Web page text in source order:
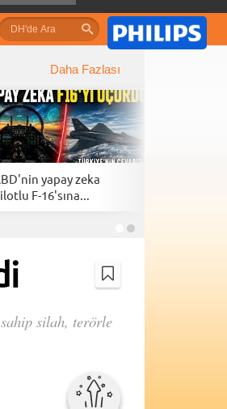
Daha Fazlası
yapay zeka
F-16'sına...
silah, terörle